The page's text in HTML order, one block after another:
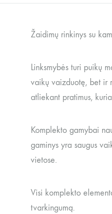
Žaidimų rinkinys su
Linksmybės turi puikų
vaikų vaizduotę, bet ir
atliekant pratimus,
Komplekto gamybai
gaminys yra saugus
vietose.
Visi komplekto
tvarkingumą.